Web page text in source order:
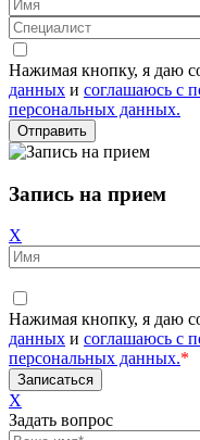
Нажимая кнопку, я даю
данных и соглашаюсь с
персональных данных.
Запись на прием
X
Нажимая кнопку, я даю
данных и соглашаюсь с
персональных данных.*
X
Задать вопрос